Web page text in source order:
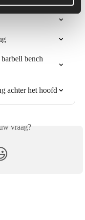
bench
achter het hoofd
vraag?